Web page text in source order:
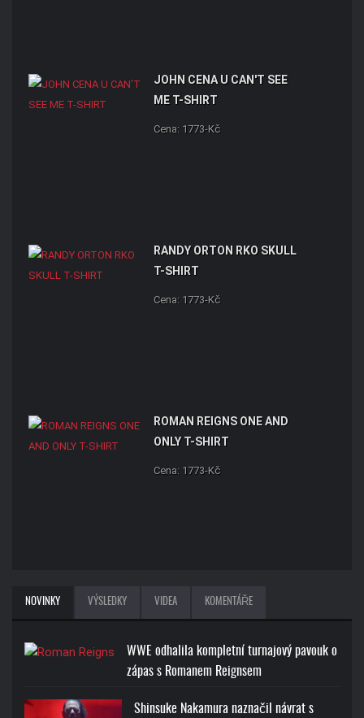
JOHN CENA U CAN'T SEE
ME T-SHIRT
Cena: 1773-Kč
RANDY ORTON RKO SKULL
T-SHIRT
Cena: 1773-Kč
ROMAN REIGNS ONE AND
ONLY T-SHIRT
Cena: 1773-Kč
NOVINKY VÝSLEDKY VIDEA KOMENTÁŘE
WWE odhalila kompletní turnajový pavouk o
zápas s Romanem Reignsem
Shinsuke Nakamura naznačil návrat s